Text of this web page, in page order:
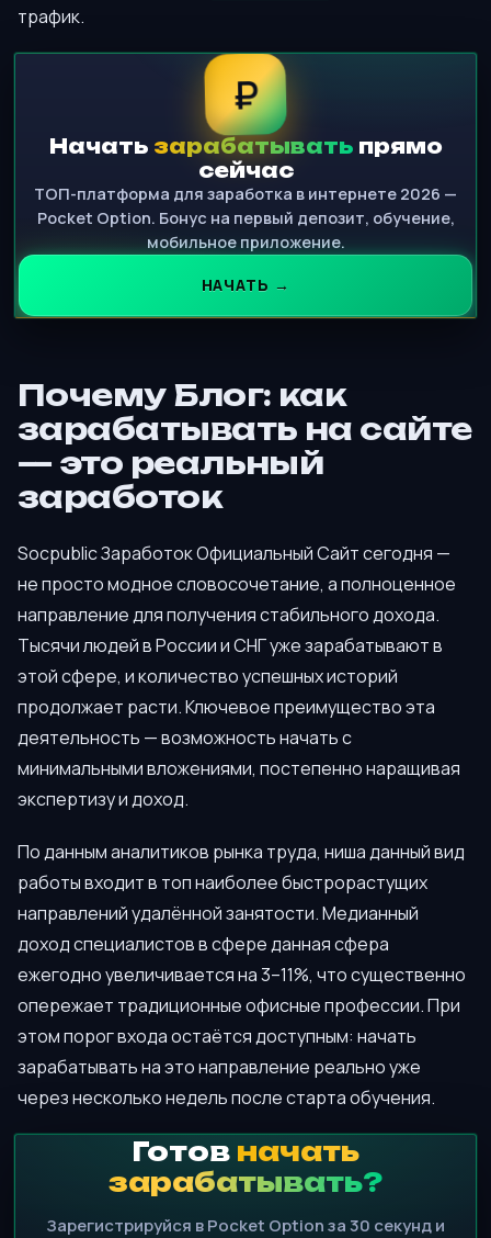
трафик.
₽
Начать зарабатывать прямо
сейчас
ТОП-платформа для заработка в интернете 2026 —
Pocket Option. Бонус на первый депозит, обучение,
мобильное приложение.
НАЧАТЬ →
Почему Блог: как
зарабатывать на сайте
— это реальный
заработок
Socpublic Заработок Официальный Сайт сегодня —
не просто модное словосочетание, а полноценное
направление для получения стабильного дохода.
Тысячи людей в России и СНГ уже зарабатывают в
этой сфере, и количество успешных историй
продолжает расти. Ключевое преимущество эта
деятельность — возможность начать с
минимальными вложениями, постепенно наращивая
экспертизу и доход.
По данным аналитиков рынка труда, ниша данный вид
работы входит в топ наиболее быстрорастущих
направлений удалённой занятости. Медианный
доход специалистов в сфере данная сфера
ежегодно увеличивается на 3–11%, что существенно
опережает традиционные офисные профессии. При
этом порог входа остаётся доступным: начать
зарабатывать на это направление реально уже
через несколько недель после старта обучения.
Готов начать
зарабатывать?
Зарегистрируйся в Pocket Option за 30 секунд и